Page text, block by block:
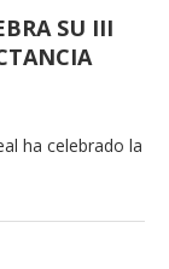
SU III
ha celebrado la